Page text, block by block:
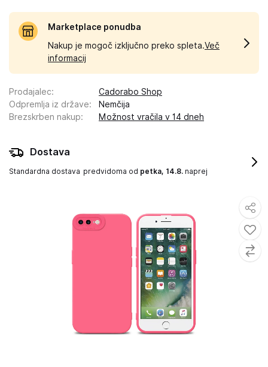
Marketplace ponudba
Nakup je mogoč izključno preko spleta.Več
informacij
Prodajalec:
Cadorabo Shop
Odpremlja iz države:
Nemčija
Brezskrben nakup: Možnost vračila v 14 dneh
Dostava
Standardna dostava predvidoma od petka, 14.8. naprej